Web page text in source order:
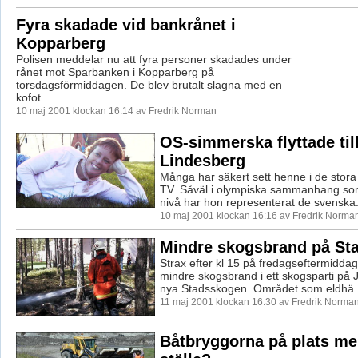
Fyra skadade vid bankrånet i
Kopparberg
Polisen meddelar nu att fyra personer skadades under
rånet mot Sparbanken i Kopparberg på
torsdagsförmiddagen. De blev brutalt slagna med en
kofot ...
10 maj 2001 klockan 16:14 av Fredrik Norman
OS-simmerska flyttade
Lindesberg
Många har säkert sett henne i de
TV. Såväl i olympiska sammanhang
nivå har hon representerat de
10 maj 2001 klockan 16:16 av Fredrik
Mindre skogsbrand på
Strax efter kl 15 på
mindre skogsbrand i ett skogsparti på
nya Stadsskogen. Området som
11 maj 2001 klockan 16:30 av Fredrik
Båtbryggorna på plats